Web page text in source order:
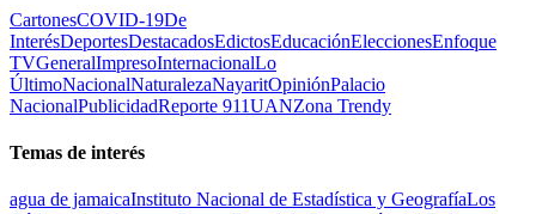
CartonesCOVID-19De
InterésDeportesDestacadosEdictosEducaciónEleccionesEnfoque
TVGeneralImpresoInternacionalLo
ÚltimoNacionalNaturalezaNayaritOpiniónPalacio
NacionalPublicidadReporte 911UANZona Trendy
Temas de interés
agua de jamaicaInstituto Nacional de Estadística y GeografíaLos